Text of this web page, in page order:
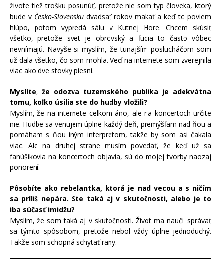
živote tiež trošku posunúť, pretože nie som typ človeka, ktorý
bude v Česko-Slovensku dvadsať rokov makať a keď to poviem
hlúpo, potom vypredá sálu v Kutnej Hore. Chcem skúsiť
všetko, pretože svet je obrovský a ľudia to často vôbec
nevnímajú. Navyše si myslím, že tunajším poslucháčom som
už dala všetko, čo som mohla. Veď na internete som zverejnila
viac ako dve stovky piesní.
Myslíte, že odozva tuzemského publika je adekvátna
tomu, koľko úsilia ste do hudby vložili?
Myslím, že na internete celkom áno, ale na koncertoch určite
nie. Hudbe sa venujem úplne každý deň, premýšľam nad ňou a
pomáham s ňou iným interpretom, takže by som asi čakala
viac. Ale na druhej strane musím povedať, že keď už sa
fanúšikovia na koncertoch objavia, sú do mojej tvorby naozaj
ponorení.
Pôsobíte ako rebelantka, ktorá je nad vecou a s ničím
sa príliš nepára. Ste taká aj v skutočnosti, alebo je to
iba súčasť imidžu?
Myslím, že som taká aj v skutočnosti. Život ma naučil správať
sa týmto spôsobom, pretože nebol vždy úplne jednoduchý.
Takže som schopná schytať rany.